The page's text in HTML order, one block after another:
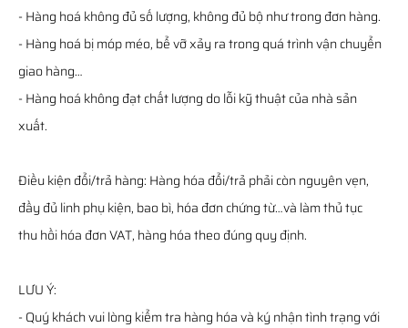
- Hàng hoá không đủ số lượng, không đủ bộ như trong đơn hàng.
- Hàng hoá bị móp méo, bể vỡ xảy ra trong quá trình vận chuyển
giao hàng…
- Hàng hoá không đạt chất lượng do lỗi kỹ thuật của nhà sản
xuất.
Điều kiện đổi/trả hàng: Hàng hóa đổi/trả phải còn nguyên vẹn,
đầy đủ linh phụ kiện, bao bì, hóa đơn chứng từ…và làm thủ tục
thu hồi hóa đơn VAT, hàng hóa theo đúng quy định.
LƯU Ý:
- Quý khách vui lòng kiểm tra hàng hóa và ký nhận tình trạng với